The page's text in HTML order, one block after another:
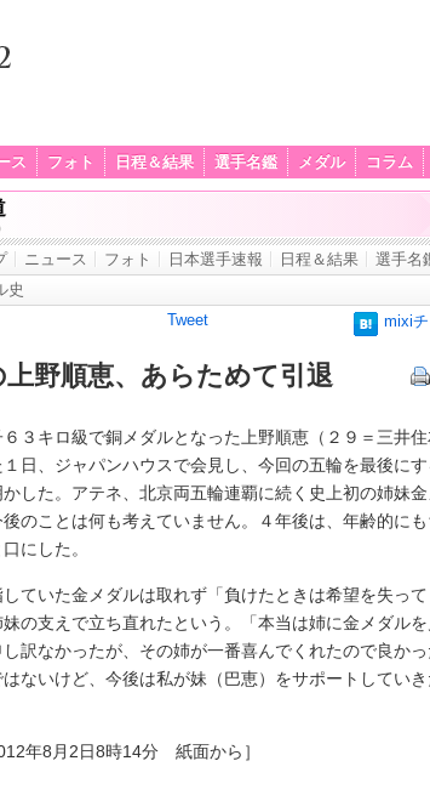
ス フォト 日程＆結果 選手名鑑 メダル コラム
ニュース フォト 日本選手速報 日程＆結果 選手名
史
Tweet
mixi
上野順恵、あらためて引退
３キロ級で銅メダルとなった上野順恵（２９＝三井
１日、ジャパンハウスで会見し、今回の五輪を最後に
した。アテネ、北京両五輪連覇に続く史上初の姉妹
のことは何も考えていません。４年後は、年齢的に
にした。
ていた金メダルは取れず「負けたときは希望を失っ
の支えで立ち直れたという。「本当は姉に金メダル
し訳なかったが、その姉が一番喜んでくれたので良か
ないけど、今後は私が妹（巴恵）をサポートしてい
年8月2日8時14分 紙面から］